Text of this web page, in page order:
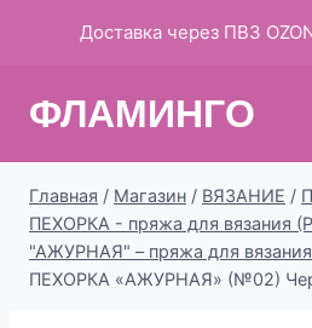
ФЛАМИНГО
Главная / Магазин / ВЯЗАНИЕ /
ПЕХОРКА - пряжа для вязания
"АЖУРНАЯ" – пряжа для вязания
ПЕХОРКА «АЖУРНАЯ» (№02)
Доставка через ПВЗ